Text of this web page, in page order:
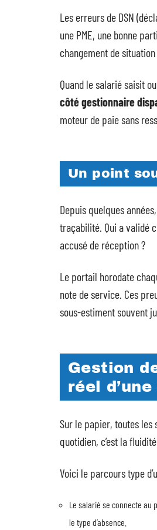
Les erreurs de DSN
une PME, une bonne
changement de
Quand le salarié saisit
côté gestionnaire
moteur de paie sans
Un point
Depuis quelques
traçabilité. Qui a validé
accusé de réception ?
Le portail horodate
note de service. Ces
sous-estiment souvent
Gestion
réel
Sur le papier, toutes les
quotidien, c’est la
Voici le parcours type
Le salarié se connecte au
le type d’absence.